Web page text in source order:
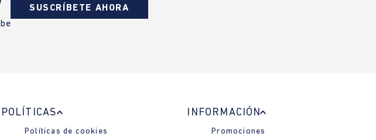
SUSCRÍBETE AHORA
POLÍTICAS
Políticas de cookies
INFORMACIÓN
Promociones